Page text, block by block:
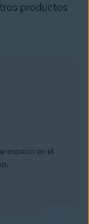
productos
espacio en el